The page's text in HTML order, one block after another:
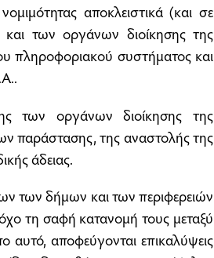
αποκλειστικά (και σε
των οργάνων διοίκησης της
πληροφοριακού συστήματος και
των οργάνων διοίκησης της
παράστασης, της αναστολής της
άδειας.
των δήμων και των περιφερειών
τη σαφή κατανομή τους μεταξύ
αυτό, αποφεύγονται επικαλύψεις